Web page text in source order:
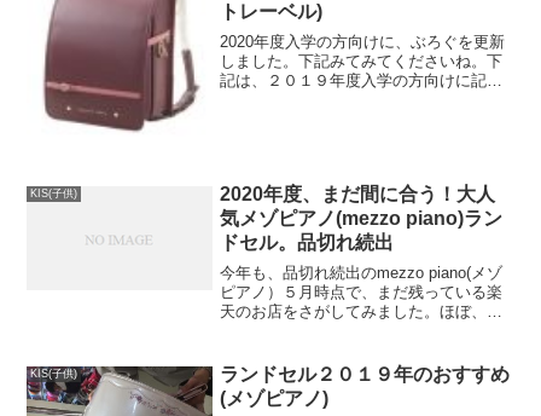
トレーベル)
2020年度入学の方向けに、ぶろぐを更新
しました。下記みてみてくださいね。下
記は、２０１９年度入学の方向けに記載
KIS(子供)
2020年度、まだ間に合う！大人
気メゾピアノ(mezzo piano)ラン
ドセル。品切れ続出
今年も、品切れ続出のmezzo piano(メゾ
ピアノ）５月時点で、まだ残っている楽
天のお店をさがしてみました。ほぼ、完
記、まだ残っている店舗のリンクを集め
てみました。め...
KIS(子供)
ランドセル２０１９年のおすすめ
(メゾピアノ)